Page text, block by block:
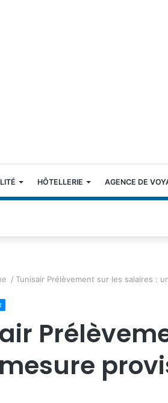
HÔTELLERIE AGENCE DE
/ Tunisair Prélèvement sur les salaires :